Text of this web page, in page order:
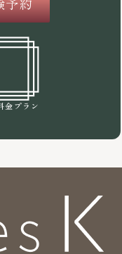
金プラン